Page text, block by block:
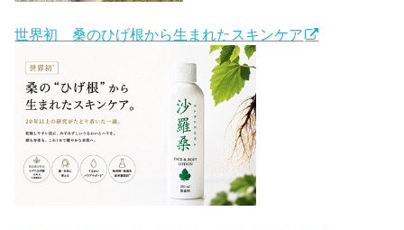
世界初 桑のひげ根から生まれたスキンケア